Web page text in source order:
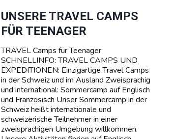
A
R
I
A
I
V
A
-
S
O
M
M
E
R
C
A
UNSERE TRAVEL CAMPS
FÜR TEENAGER
TRAVEL Camps für Teenager
SCHNELLINFO: TRAVEL CAMPS UND
EXPEDITIONEN: Einzigartige Travel Camps
in der Schweiz und im Ausland Zweisprachig
und international: Sommercamp auf Englisch
und Französisch Unser Sommercamp in der
Schweiz heißt internationale und
schweizerische Teilnehmer in einer
zweisprachigen Umgebung willkommen.